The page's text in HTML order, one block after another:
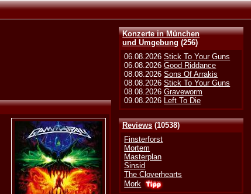
Konzerte in München
und Umgebung (256)
06.08.2026Stick To Your Guns
06.08.2026Good Riddance
08.08.2026Sons Of Arrakis
08.08.2026Stick To Your Guns
08.08.2026Graveworm
09.08.2026 Left To Die
Reviews(10538)
Finsterforst
Mortem
Masterplan
Sinsid
The Cloverhearts
Mork